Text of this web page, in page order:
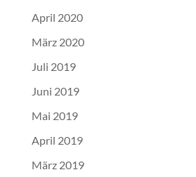
April 2020
März 2020
Juli 2019
Juni 2019
Mai 2019
April 2019
März 2019